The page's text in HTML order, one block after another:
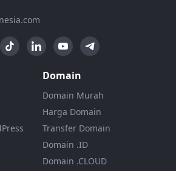
Domain
Domain Murah
Harga Domain
Transfer Domain
Domain .ID
Domain .CLOUD